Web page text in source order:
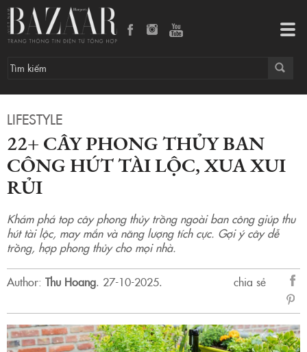
LIFESTYLE
22+ CÂY PHONG THỦY BAN
CÔNG HÚT TÀI LỘC, XUA XUI
RỦI
Khám phá top cây phong thủy trồng ngoài ban công giúp thu
hút tài lộc, may mắn và năng lượng tích cực. Gợi ý cây dễ
trồng, hợp phong thủy cho mọi nhà.
Author: Thu Hoang. 27-10-2025.
chia sẻ
sẻ
22+ cây phong thủy ban công hút tài lộc, xua xui rủi